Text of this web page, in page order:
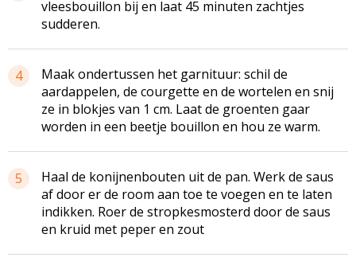
vleesbouillon bij en laat 45 minuten zachtjes
sudderen.
4
Maak ondertussen het garnituur: schil de
aardappelen, de courgette en de wortelen en snij
ze in blokjes van 1 cm. Laat de groenten gaar
worden in een beetje bouillon en hou ze warm.
5
Haal de konijnenbouten uit de pan. Werk de saus
af door er de room aan toe te voegen en te laten
indikken. Roer de stropkesmosterd door de saus
en kruid met peper en zout